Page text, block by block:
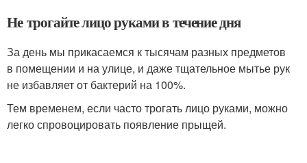
Не трогайте лицо руками в течение дня
За день мы прикасаемся к тысячам разных предметов
в помещении и на улице, и даже тщательное мытье рук
не избавляет от бактерий на 100%.
Тем временем, если часто трогать лицо руками, можно
легко спровоцировать появление прыщей.